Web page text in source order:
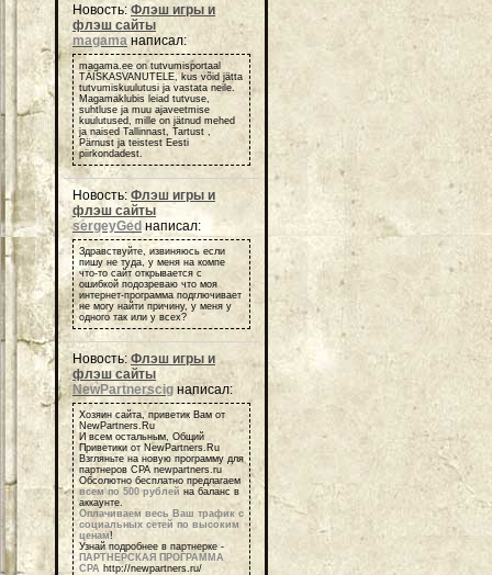
Новость: Флэш игры и
флэш сайты
magama написал:
magama.ee on tutvumisportaal
TÄISKASVANUTELE, kus võid jätta
tutvumiskuulutusi ja vastata neile.
Magamaklubis leiad tutvuse,
suhtluse ja muu ajaveetmise
kuulutused, mille on jätnud mehed
ja naised Tallinnast, Tartust ,
Pärnust ja teistest Eesti
piirkondadest.
Новость: Флэш игры и
флэш сайты
sergeyGed написал:
Здравствуйте, извиняюсь если
пишу не туда, у меня на компе
что-то сайт открывается с
ошибкой подозреваю что моя
интернет-программа подглючивает
не могу найти причину, у меня у
одного так или у всех?
Новость: Флэш игры и
флэш сайты
NewPartnerscig написал:
Хозяин сайта, приветик Вам от
NewPartners.Ru
И всем остальным, Общий
Приветики от NewPartners.Ru
Взгляньте на новую программу для
партнеров СРА newpartners.ru
Обсолютно бесплатно предлагаем
всем по 500 рублей на баланс в
аккаунте.
Оплачиваем весь Ваш трафик с
социальных сетей по высоким
ценам!
Узнай подробнее в партнерке -
ПАРТНЕРСКАЯ ПРОГРАММА
СРА http://newpartners.ru/